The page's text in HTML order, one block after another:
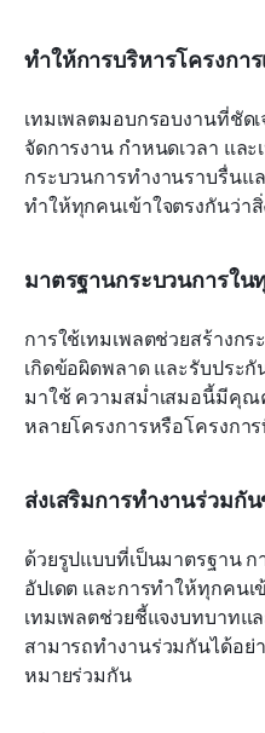
ทำให้การบริหารโครงกา
เทมเพลตมอบกรอบงานที่ชัด
จัดการงาน กำหนดเวลา แล
กระบวนการทำงานราบรื่นแ
ทำให้ทุกคนเข้าใจตรงกันว่า
มาตรฐานกระบวนการใน
การใช้เทมเพลตช่วยสร้างก
เกิดข้อผิดพลาด และรับประ
มาใช้ ความสม่ำเสมอนี้มีคุณ
หลายโครงการหรือโครงกา
ส่งเสริมการทำงานร่วมกั
ด้วยรูปแบบที่เป็นมาตรฐาน
อัปเดต และการทำให้ทุกคนเ
เทมเพลตช่วยชี้แจงบทบาท
สามารถทำงานร่วมกันได้อย่
หมายร่วมกัน